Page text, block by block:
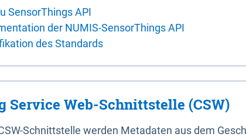
SensorThings API
der NUMIS-SensorThings API
des Standards
Service Web-Schnittstelle (CSW)
Schnittstelle werden Metadaten aus dem